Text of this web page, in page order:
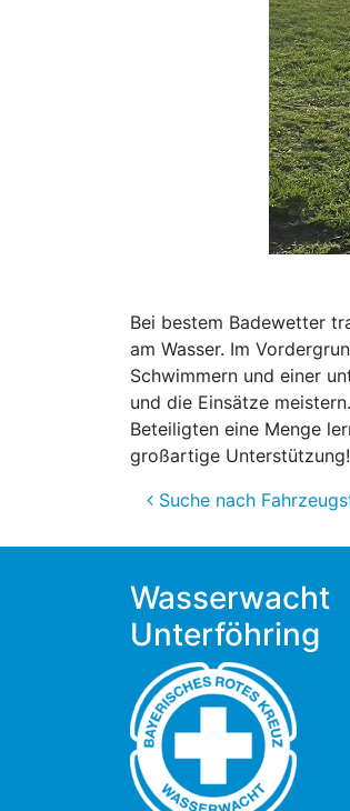
Bei bestem Badewetter
am Wasser. Im
Schwimmern und einer
und die Einsätze
Beteiligten eine Menge
großartige Unterstützung!
Suche nach
Wasserwacht
Unterföhring